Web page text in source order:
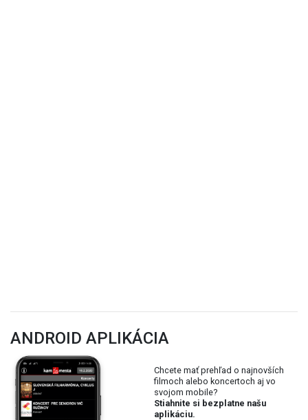
ANDROID APLIKÁCIA
Chcete mať prehľad o najnovších
filmoch alebo koncertoch aj vo
svojom mobile?
Stiahnite si bezplatne našu
aplikáciu.